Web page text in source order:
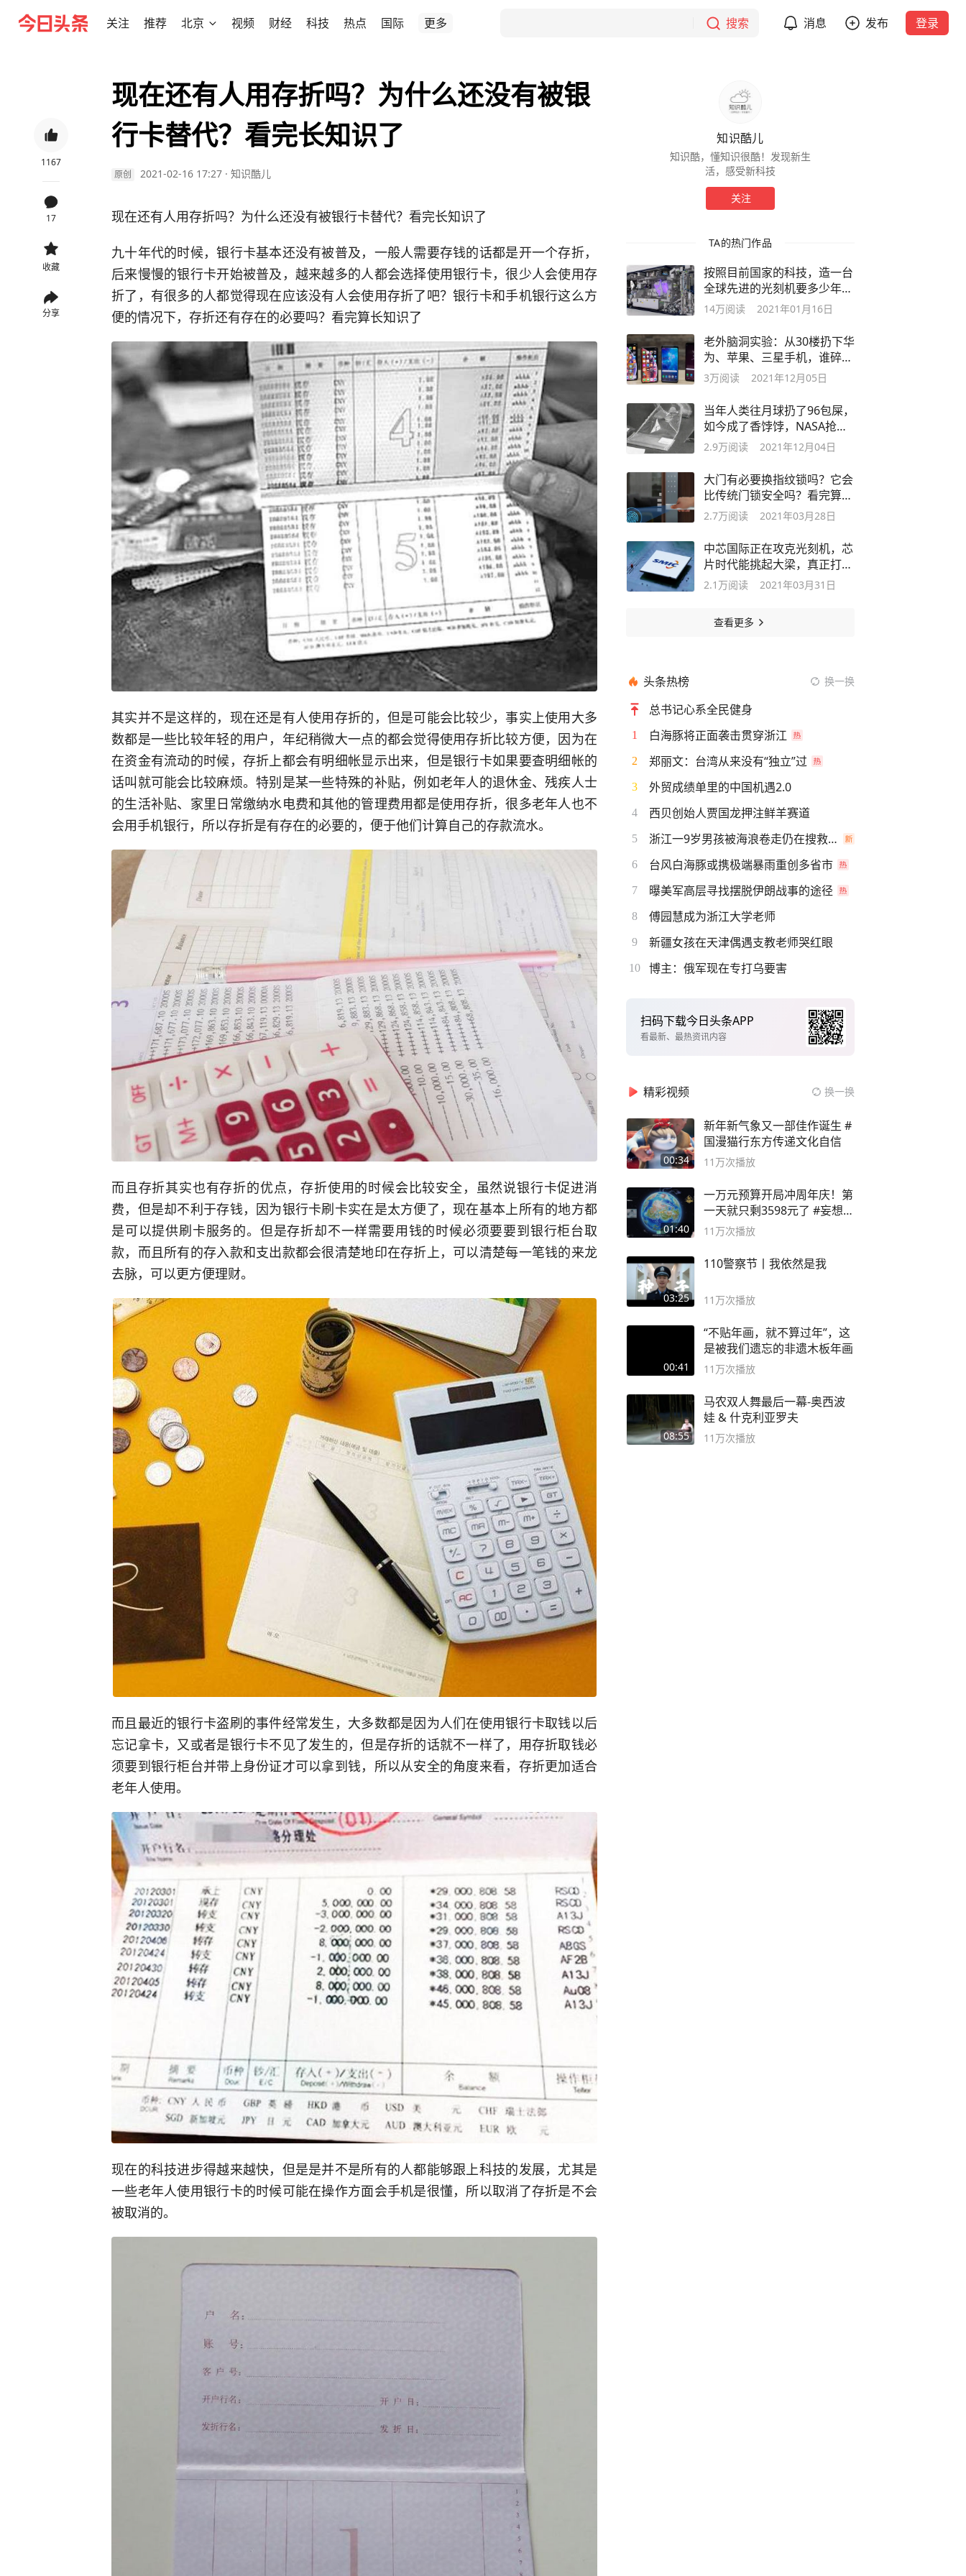
关注 推荐 北京 视频 财经 科技 热点 国际 更多 搜索 消息 发布 登录
1167
17
收藏
分享
现在还有人用存折吗？为什么还没有被银
行卡替代？看完长知识了
原创 2021-02-16 17:27 · 知识酷儿
现在还有人用存折吗？为什么还没有被银行卡替代？看完长知识了
九十年代的时候，银行卡基本还没有被普及，一般人需要存钱的话都是开一个存折，
后来慢慢的银行卡开始被普及，越来越多的人都会选择使用银行卡，很少人会使用存
折了，有很多的人都觉得现在应该没有人会使用存折了吧？银行卡和手机银行这么方
便的情况下，存折还有存在的必要吗？看完算长知识了
其实并不是这样的，现在还是有人使用存折的，但是可能会比较少，事实上使用大多
数都是一些比较年轻的用户，年纪稍微大一点的都会觉得使用存折比较方便，因为在
在资金有流动的时候，存折上都会有明细帐显示出来，但是银行卡如果要查明细帐的
话叫就可能会比较麻烦。特别是某一些特殊的补贴，例如老年人的退休金、残疾人士
的生活补贴、家里日常缴纳水电费和其他的管理费用都是使用存折，很多老年人也不
会用手机银行，所以存折是有存在的必要的，便于他们计算自己的存款流水。
而且存折其实也有存折的优点，存折使用的时候会比较安全，虽然说银行卡促进消
费，但是却不利于存钱，因为银行卡刷卡实在是太方便了，现在基本上所有的地方都
是可以提供刷卡服务的。但是存折却不一样需要用钱的时候必须要要到银行柜台取
款，而且所有的存入款和支出款都会很清楚地印在存折上，可以清楚每一笔钱的来龙
去脉，可以更方便理财。
而且最近的银行卡盗刷的事件经常发生，大多数都是因为人们在使用银行卡取钱以后
忘记拿卡，又或者是银行卡不见了发生的，但是存折的话就不一样了，用存折取钱必
须要到银行柜台并带上身份证才可以拿到钱，所以从安全的角度来看，存折更加适合
老年人使用。
现在的科技进步得越来越快，但是是并不是所有的人都能够跟上科技的发展，尤其是
一些老年人使用银行卡的时候可能在操作方面会手机是很懂，所以取消了存折是不会
被取消的。
知识酷儿
知识酷，懂知识很酷！发现新生
活，感受新科技
关注
TA的热门作品
按照目前国家的科技，造一台
全球先进的光刻机要多少年？
长知识了
14万阅读 2021年01月16日
老外脑洞实验：从30楼扔下华
为、苹果、三星手机，谁碎得
更彻底？
3万阅读 2021年12月05日
当年人类往月球扔了96包屎，
如今成了香饽饽，NASA抢着
要捡回来
2.9万阅读 2021年12月04日
大门有必要换指纹锁吗？它会
比传统门锁安全吗？看完算搞
懂了
2.7万阅读 2021年03月28日
中芯国际正在攻克光刻机，芯
片时代能挑起大梁，真正打破
壁垒吗？
2.1万阅读 2021年03月31日
查看更多
头条热榜 换一换
总书记心系全民健身
1 白海豚将正面袭击贯穿浙江
2 郑丽文：台湾从来没有“独立”过
3 外贸成绩单里的中国机遇2.0
4 西贝创始人贾国龙押注鲜羊赛道
5 浙江一9岁男孩被海浪卷走仍在搜救中
6 台风白海豚或携极端暴雨重创多省市
7 曝美军高层寻找摆脱伊朗战事的途径
8 傅园慧成为浙江大学老师
9 新疆女孩在天津偶遇支教老师哭红眼
10 博主：俄军现在专打乌要害
扫码下载今日头条APP
看最新、最热资讯内容
精彩视频 换一换
00:34
新年新气象又一部佳作诞生 #
国漫猫行东方传递文化自信
11万次播放
01:40
一万元预算开局冲周年庆！第
一天就只剩3598元了 #妄想山
海
11万次播放
03:25
110警察节丨我依然是我
11万次播放
00:41
“不贴年画，就不算过年”，这
是被我们遗忘的非遗木板年画
11万次播放
08:55
马农双人舞最后一幕-奥西波
娃 & 什克利亚罗夫
11万次播放